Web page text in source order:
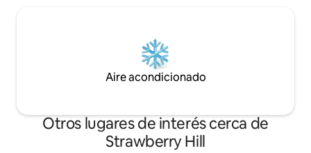
Aire acondicionado
Otros lugares de interés cerca de
Strawberry Hill